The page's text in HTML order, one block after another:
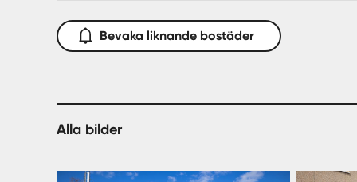
Bevaka liknande bostäder
Alla bilder